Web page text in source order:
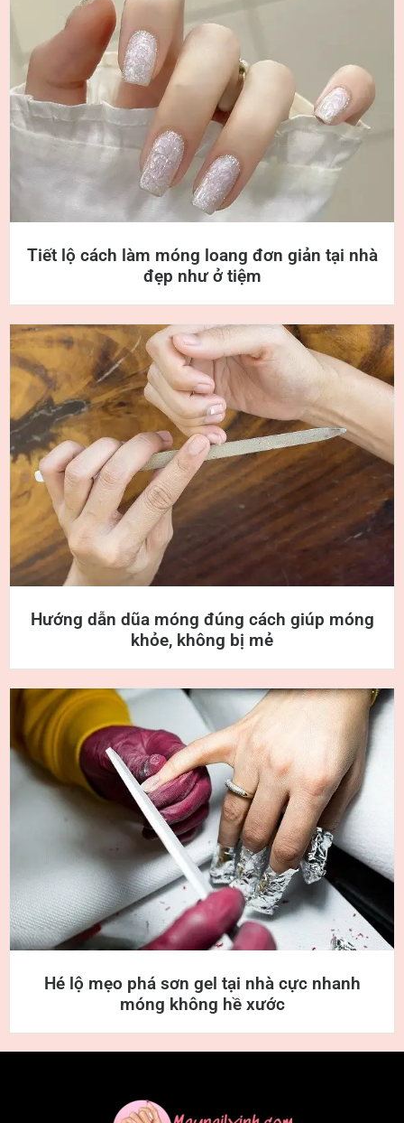
Tiết lộ cách làm móng loang đơn giản tại nhà
đẹp như ở tiệm
Hướng dẫn dũa móng đúng cách giúp móng
khỏe, không bị mẻ
Hé lộ mẹo phá sơn gel tại nhà cực nhanh
móng không hề xước